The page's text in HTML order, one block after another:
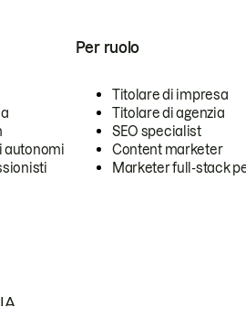
autonomi
Per ruolo
Titolare di impresa
Titolare di agenzia
SEO specialist
Content marketer
Marketer full-stack